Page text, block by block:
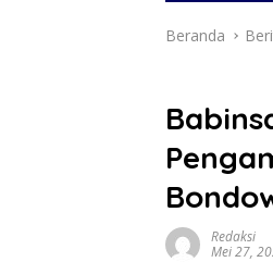
Beranda
Redaksi
Mei 27,